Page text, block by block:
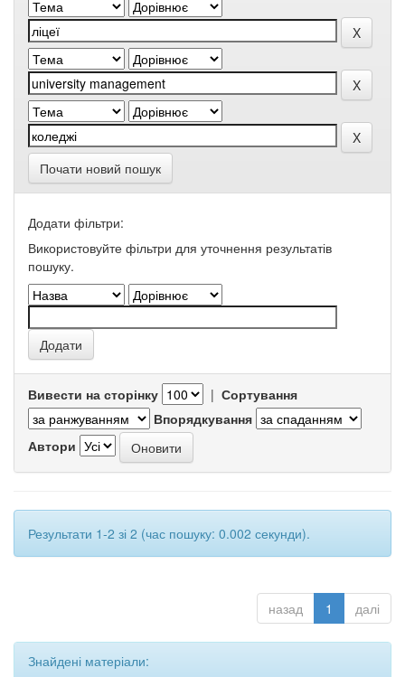
Почати новий пошук
Додати фільтри:
Використовуйте фільтри для уточнення результатів
пошуку.
Вивести на сторінку | Сортування
Впорядкування
Автори
Результати 1-2 зі 2 (час пошуку: 0.002 секунди).
назад 1 далі
Знайдені матеріали: